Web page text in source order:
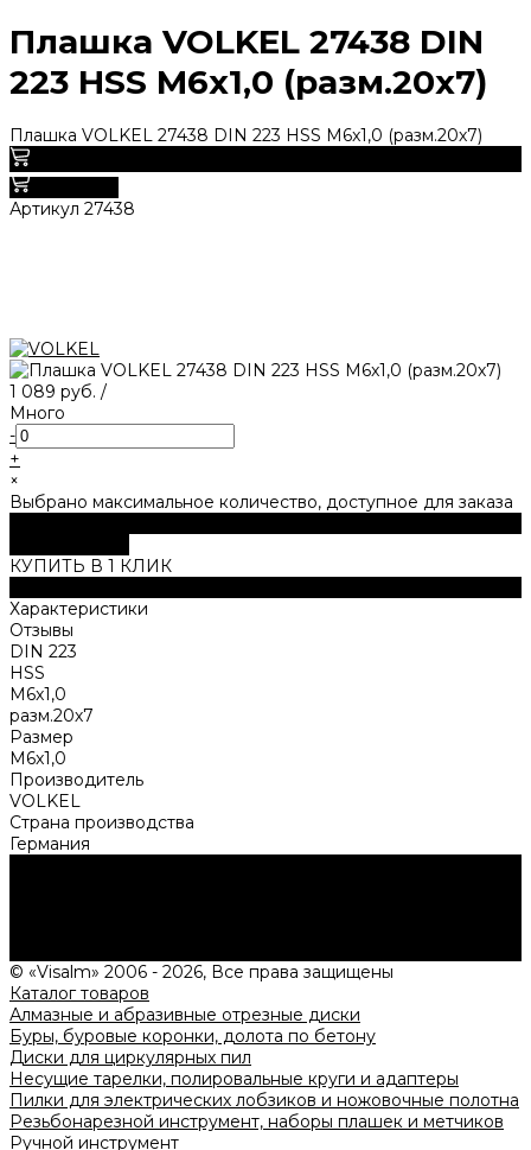
Плашка VOLKEL 27438 DIN
223 HSS M6x1,0 (разм.20х7)
Плашка VOLKEL 27438 DIN 223 HSS M6x1,0 (разм.20х7)
Артикул 27438
1 089 руб. /
Много
-
+
×
Выбрано максимальное количество, доступное для заказа
КУПИТЬ В 1 КЛИК
Характеристики
Отзывы
DIN 223
HSS
M6x1,0
разм.20х7
Размер
M6x1,0
Производитель
VOLKEL
Страна производства
Германия
© «Visalm» 2006 - 2026, Все права защищены
Каталог товаров
Алмазные и абразивные отрезные диски
Буры, буровые коронки, долота по бетону
Диски для циркулярных пил
Несущие тарелки, полировальные круги и адаптеры
Пилки для электрических лобзиков и ножовочные полотна
Резьбонарезной инструмент, наборы плашек и метчиков
Ручной инструмент